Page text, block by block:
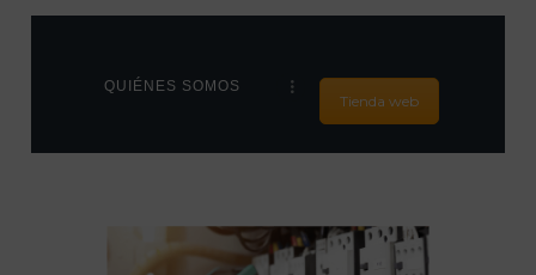
QUIÉNES SOMOS
Tienda web
HOME
DE VENTA
PRODUCTOS